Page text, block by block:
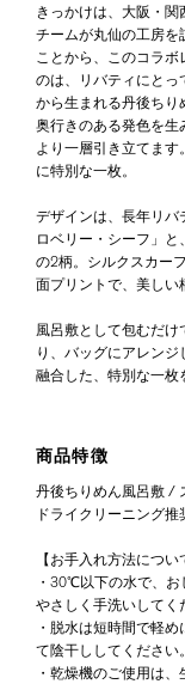
きっかけは、大阪・
チームが丸仙の工房を
ことから、このコラ
のは、リバティにとっ
から生まれる丹後ちり
奥行きのある発色を生
より一層引き立てま
に特別な一枚。
デザインは、長年リバ
ロベリー・シーフ」と
の2柄。シルクスカー
面プリントで、美しい
風呂敷として包むだ
り、バッグにアレン
融合した、特別な一枚
商品特徴
丹後ちりめん風呂敷 /
ドライクリーニング推
【お手入れ方法につい
・30℃以下の水で、お
やさしく手洗いしてく
・脱水は短時間で軽
て陰干ししてください。
・乾燥機のご使用は